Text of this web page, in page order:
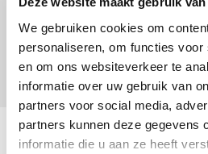
We gebruiken cookies om
personaliseren, om functies voor
en om ons websiteverkeer te
informatie over uw gebruik van
partners voor social media,
partners kunnen deze gegevens
informatie die u aan ze heeft
Men start aan de
van het voertuig
Vervolgens zal de waarde
met 15%